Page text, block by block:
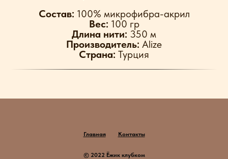
Cостав: 100% микрофибра-акрил
Вес: 100 гр
Длина нити: 350 м
Производитель: Alize
Страна: Турция
Главная Контакты
© 2022 Ёжик клубком